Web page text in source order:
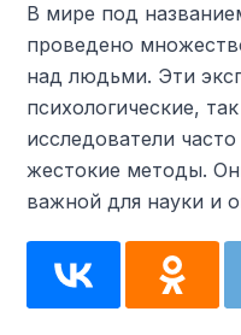
В мире под
проведено
над людьми. Эти
психологические,
исследователи
жестокие методы.
важной для науки и